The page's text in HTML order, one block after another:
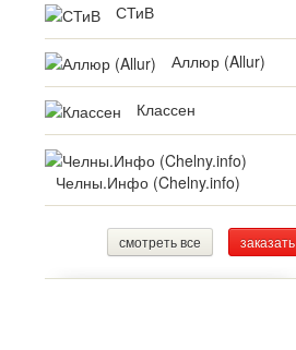
СТиВ
Аллюр (Allur)
Классен
Челны.Инфо (Chelny.info)
смотреть все заказать